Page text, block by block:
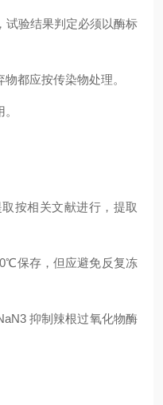
试验结果判定必须以酶标
都应按传染物处理。
按相关文献进行，提取
保存，但应避免反复冻
抑制辣根过氧化物酶